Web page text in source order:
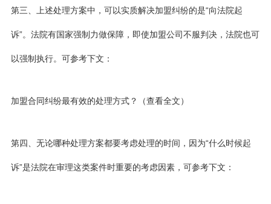
第三、上述处理方案中，可以实质解决加盟纠纷的是“向法院起
诉”。法院有国家强制力做保障，即使加盟公司不服判决，法院也可
以强制执行。可参考下文：
加盟合同纠纷最有效的处理方式？（查看全文）
第四、无论哪种处理方案都要考虑处理的时间，因为“什么时候起
诉”是法院在审理这类案件时重要的考虑因素，可参考下文：